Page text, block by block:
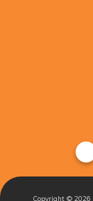
Copyright © 2026